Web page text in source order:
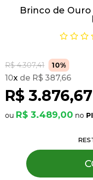
Brinco de Ouro
R$ 4.307,41 10%
R$ 3.876,67
10x R$ 387,66
R$ 3.489,00
Pulseiras
Piercing
Pedras Preciosas
Presente